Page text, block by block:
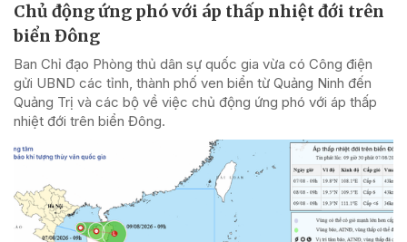
Chủ động ứng phó với áp thấp nhiệt đới trên
biển Đông
Ban Chỉ đạo Phòng thủ dân sự quốc gia vừa có Công điện
gửi UBND các tỉnh, thành phố ven biển từ Quảng Ninh đến
Quảng Trị và các bộ về việc chủ động ứng phó với áp thấp
nhiệt đới trên biển Đông.